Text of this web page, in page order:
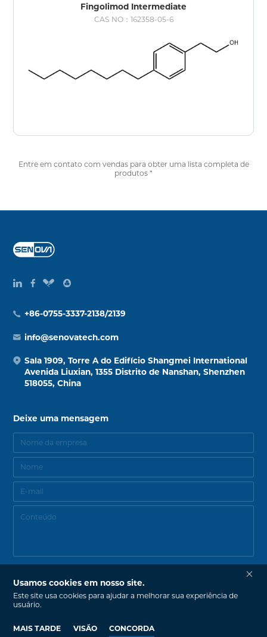
Usamos cookies em nosso site.
Este site usa cookies para ajudar a melhorar sua experiência de
usuário.
MAIS TARDE VISÃO CONCORDA
Fingolimod Intermediate
CAS NO：162358-05-6
Entre em contato com vendas para obter uma lista completa de
produtos *
+86-0755-3337-2138/2139
info@senovatech.com
Sala 1909, Torre A do Edifício Shangmei International
Avenida Liuxian, 1355 Distrito de Nanshan, Shenzhen
518055, China
Deixe uma mensagem
by: zhulu